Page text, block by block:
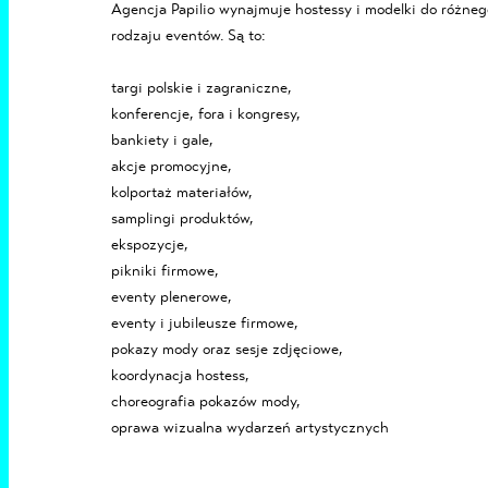
Agencja Papilio wynajmuje hostessy i modelki do
rodzaju eventów. Są to:
targi polskie i zagraniczne,
konferencje, fora i kongresy,
bankiety i gale,
akcje promocyjne,
kolportaż materiałów,
samplingi produktów,
ekspozycje,
pikniki firmowe,
eventy plenerowe,
eventy i jubileusze firmowe,
pokazy mody oraz sesje zdjęciowe,
koordynacja hostess,
choreografia pokazów mody,
oprawa wizualna wydarzeń artystycznych